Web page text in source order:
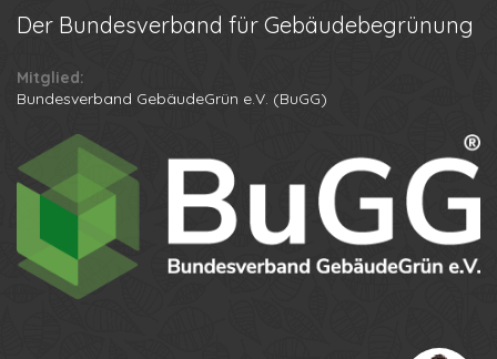
Der Bundesverband für Gebäudebegrünung
Mitglied:
Bundesverband GebäudeGrün e.V. (BuGG)
Datenschutzbestimmungen Anton